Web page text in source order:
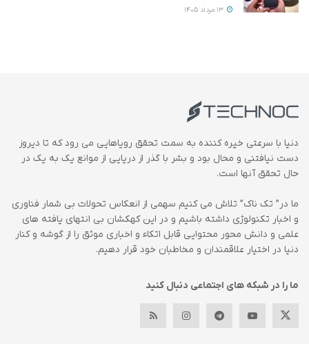
دنیا با سرعتی خیره کننده به سمت تحقق رویاهایی می رود که تا دیروز
دست نیافتنی و محال بود و بشر با گذر از دریایی از موانع یک به یک در
حال تحقق آنها است.
ما در” تک ناک” تلاش می کنیم سهمی از انعکاس تحولات بی شمار فناوری
و اخبار تکنولوژی داشته باشیم و در این کهکشان بی انتهای یافته های
علمی و دانش محور محتوایی قابل اتکاء و اخباری موثق را از گوشه و کنار
دنیا در اختیار علاقمندان و مخاطبان خود قرار دهیم.
ما را در شبکه های اجتماعی دنبال کنید